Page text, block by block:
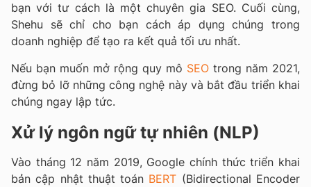
bạn với tư cách là một chuyên gia SEO. Cuối cùng,
Shehu sẽ chỉ cho bạn cách áp dụng chúng trong
doanh nghiệp để tạo ra kết quả tối ưu nhất.
Nếu bạn muốn mở rộng quy mô SEO trong năm 2021,
đừng bỏ lỡ những công nghệ này và bắt đầu triển khai
chúng ngay lập tức.
Xử lý ngôn ngữ tự nhiên (NLP)
Vào tháng 12 năm 2019, Google chính thức triển khai
bản cập nhật thuật toán BERT (Bidirectional Encoder